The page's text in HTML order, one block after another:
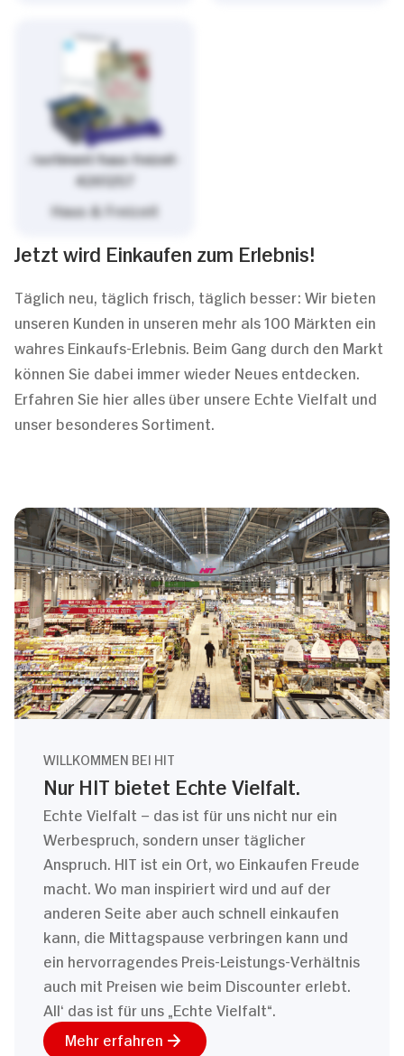
/sortiment/haus-freizeit-
4261257
Haus & Freizeit
Jetzt wird Einkaufen zum Erlebnis!
Täglich neu, täglich frisch, täglich besser: Wir bieten
unseren Kunden in unseren mehr als 100 Märkten ein
wahres Einkaufs-Erlebnis. Beim Gang durch den Markt
können Sie dabei immer wieder Neues entdecken.
Erfahren Sie hier alles über unsere Echte Vielfalt und
unser besonderes Sortiment.
WILLKOMMEN BEI HIT
Nur HIT bietet Echte Vielfalt.
Echte Vielfalt – das ist für uns nicht nur ein
Werbespruch, sondern unser täglicher
Anspruch. HIT ist ein Ort, wo Einkaufen Freude
macht. Wo man inspiriert wird und auf der
anderen Seite aber auch schnell einkaufen
kann, die Mittagspause verbringen kann und
ein hervorragendes Preis-Leistungs-Verhältnis
auch mit Preisen wie beim Discounter erlebt.
All‘ das ist für uns „Echte Vielfalt“.
Mehr erfahren